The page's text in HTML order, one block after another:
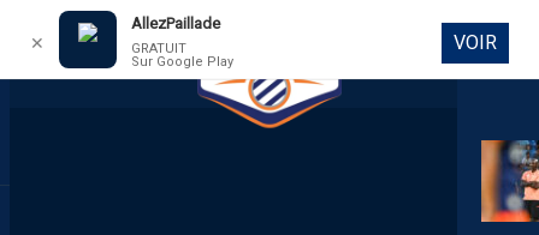
DIRECT
✕
AllezPaillade
GRATUIT
Sur Google Play
VOIR